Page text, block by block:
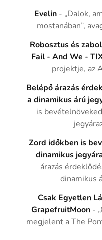
Evelin - „Dalok,
mostanában”,
Robosztus és
Fail - And We -
projektje, az
Belépő árazás
a dinamikus árú
is
Zord időkben is
dinamikus
árazás
dinamikus
Csak Egyetlen
GrapefruitMoon -
megjelent a The